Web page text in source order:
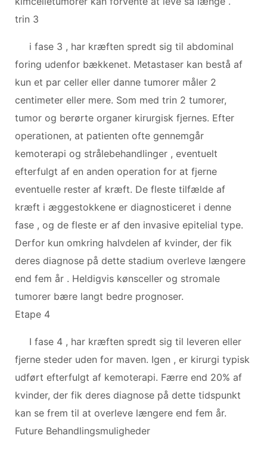
trin 3
i fase 3 , har kræften spredt sig til abdominal
foring udenfor bækkenet. Metastaser kan bestå af
kun et par celler eller danne tumorer måler 2
centimeter eller mere. Som med trin 2 tumorer,
tumor og berørte organer kirurgisk fjernes. Efter
operationen, at patienten ofte gennemgår
kemoterapi og strålebehandlinger , eventuelt
efterfulgt af en anden operation for at fjerne
eventuelle rester af kræft. De fleste tilfælde af
kræft i æggestokkene er diagnosticeret i denne
fase , og de fleste er af den invasive epitelial type.
Derfor kun omkring halvdelen af ​​kvinder, der fik
deres diagnose på dette stadium overleve længere
end fem år . Heldigvis kønsceller og stromale
tumorer bære langt bedre prognoser.
Etape 4
I fase 4 , har kræften spredt sig til leveren eller
fjerne steder uden for maven. Igen , er kirurgi typisk
udført efterfulgt af kemoterapi. Færre end 20% af
kvinder, der fik deres diagnose på dette tidspunkt
kan se frem til at overleve længere end fem år.
Future Behandlingsmuligheder